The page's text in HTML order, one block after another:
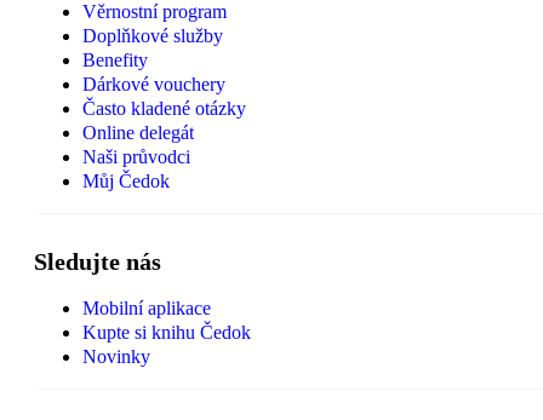
Věrnostní program
Doplňkové služby
Benefity
Dárkové vouchery
Často kladené otázky
Online delegát
Naši průvodci
Můj Čedok
Sledujte nás
Mobilní aplikace
Kupte si knihu Čedok
Novinky